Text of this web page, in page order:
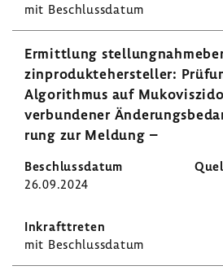
mit Beschluss­datum
Ermitt­lung
zin­pro­dukte­her­steller:
Algorithmus auf
verbun­dener
rung zur Meldung –
26.09.2024
mit Beschluss­datum